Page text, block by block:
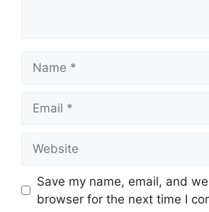
Save my name, email, and
browser for the next time I